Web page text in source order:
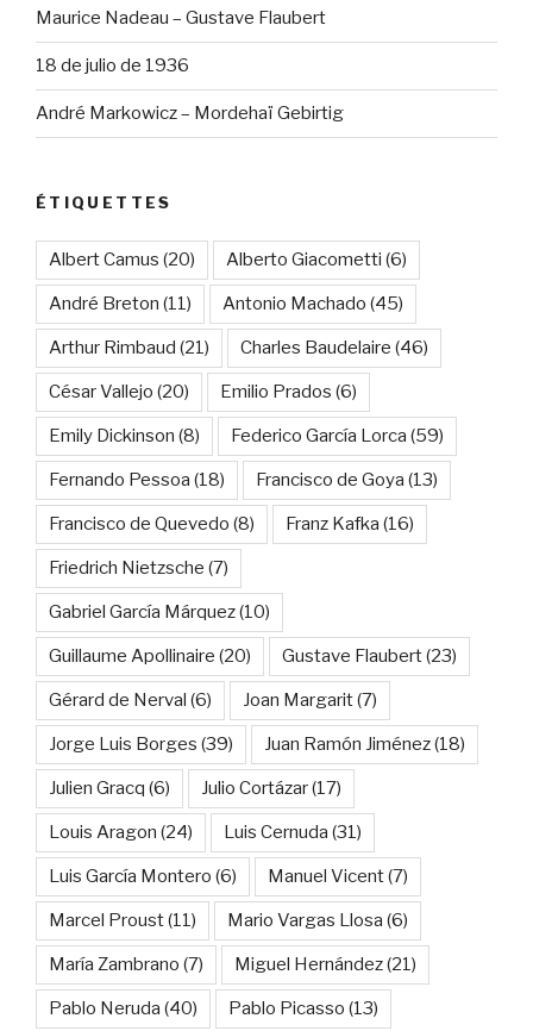
Maurice Nadeau – Gustave Flaubert
18 de julio de 1936
André Markowicz – Mordehaï Gebirtig
ÉTIQUETTES
Albert Camus (20) Alberto Giacometti (6)
André Breton (11) Antonio Machado (45)
Arthur Rimbaud (21) Charles Baudelaire (46)
César Vallejo (20) Emilio Prados (6)
Emily Dickinson (8) Federico García Lorca (59)
Fernando Pessoa (18) Francisco de Goya (13)
Francisco de Quevedo (8) Franz Kafka (16)
Friedrich Nietzsche (7)
Gabriel García Márquez(10)
Guillaume Apollinaire (20) Gustave Flaubert(23)
Gérard de Nerval (6) Joan Margarit(7)
Jorge Luis Borges (39) Juan Ramón Jiménez(18)
Julien Gracq (6) Julio Cortázar(17)
Louis Aragon (24) Luis Cernuda (31)
Luis García Montero (6) Manuel Vicent(7)
Marcel Proust(11) Mario Vargas Llosa (6)
María Zambrano (7) Miguel Hernández(21)
Pablo Neruda (40) Pablo Picasso (13)